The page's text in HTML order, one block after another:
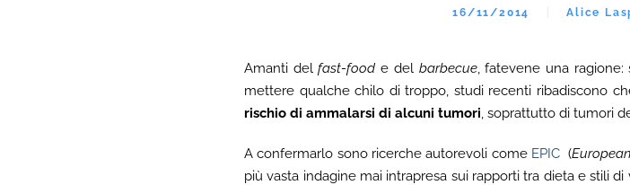
16/11/2014 Alice
Amanti delfast-food e del barbecue, fatevene una
mettere qualche chilo di troppo, studi recenti ribadiscono
rischio di ammalarsi di alcuni tumori , soprattutto di tumori
A confermarlo sono ricerche autorevoli come EPIC (
più vasta indagine mai intrapresa sui rapporti tra dieta e stili